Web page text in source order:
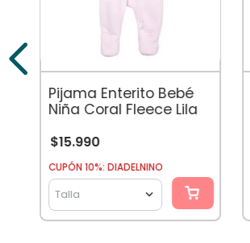
Pijama Enterito Bebé
Niña Coral Fleece Lila
$15.990
CUPÓN 10%: DIADELNINO
Talla